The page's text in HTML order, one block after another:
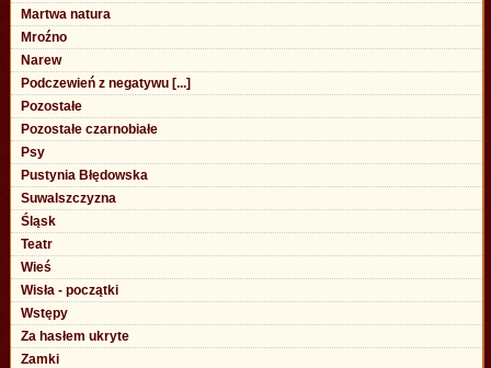
Martwa natura
Mroźno
Narew
Podczewień z negatywu [...]
Pozostałe
Pozostałe czarnobiałe
Psy
Pustynia Błędowska
Suwalszczyzna
Śląsk
Teatr
Wieś
Wisła - początki
Wstępy
Za hasłem ukryte
Zamki